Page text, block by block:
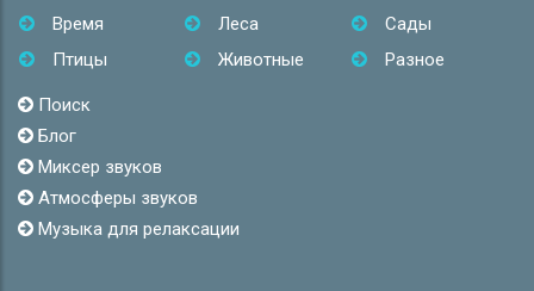
Время
Леса
Сады
Птицы
Животные Разное
Поиск
Блог
Миксер звуков
Атмосферы звуков
Музыка для релаксации